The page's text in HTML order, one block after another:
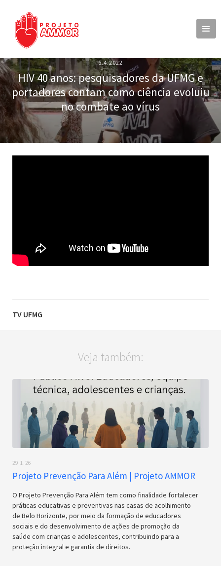
6.4.2022
HIV 40 anos: pesquisadores da UFMG e
portadores contam como ciência evoluiu
no combate ao vírus
TV UFMG
Veja também:
29.1.26
Projeto Prevenção Para Além | Projeto AMMOR
O Projeto Prevenção Para Além tem como finalidade fortalecer
práticas educativas e preventivas nas casas de acolhimento
de Belo Horizonte, por meio da formação de educadores
sociais e do desenvolvimento de ações de promoção da
saúde com crianças e adolescentes, contribuindo para a
proteção integral e garantia de direitos.